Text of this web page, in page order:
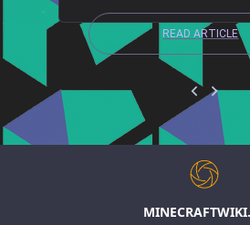
READ ARTICLE